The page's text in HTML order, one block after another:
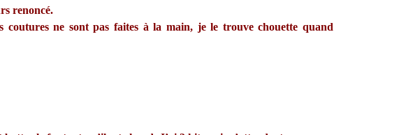
renoncé.
coutures ne sont pas faites à la main, je le trouve chouette quand